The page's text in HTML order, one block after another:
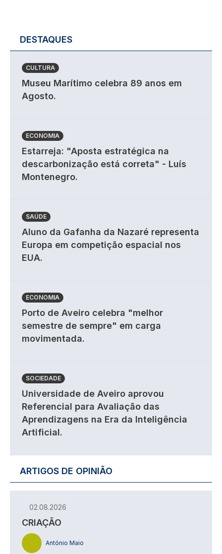
DESTAQUES
CULTURA
Museu Marítimo celebra 89 anos em
Agosto.
ECONOMIA
Estarreja: "Aposta estratégica na
descarbonização está correta" - Luís
Montenegro.
SAÚDE
Aluno da Gafanha da Nazaré representa
Europa em competição espacial nos
EUA.
ECONOMIA
Porto de Aveiro celebra "melhor
semestre de sempre" em carga
movimentada.
SOCIEDADE
Universidade de Aveiro aprovou
Referencial para Avaliação das
Aprendizagens na Era da Inteligência
Artificial.
ARTIGOS DE OPINIÃO
02.08.2026
CRIAÇÃO
António Maio